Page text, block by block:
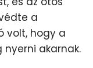
a
volt, hogy a
akarnak.